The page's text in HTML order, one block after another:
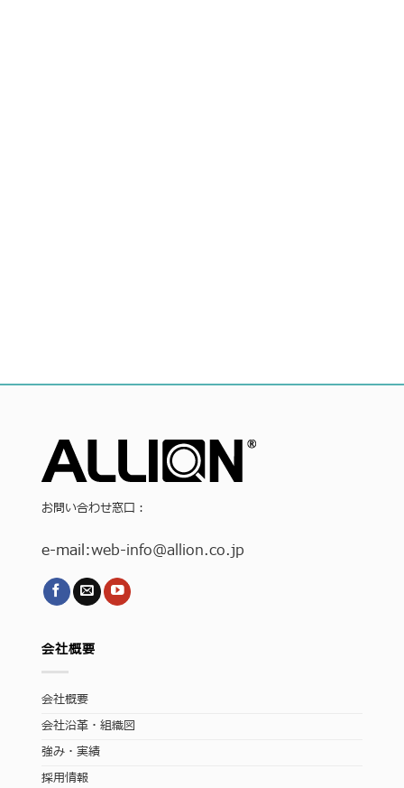
お問い合わせ窓口：
e-mail:web-info@allion.co.jp
会社概要
会社概要
会社沿革・組織図
強み・実績
採用情報